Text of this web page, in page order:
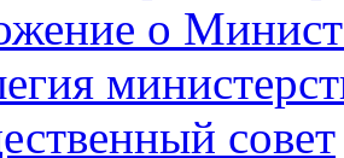
о
совет